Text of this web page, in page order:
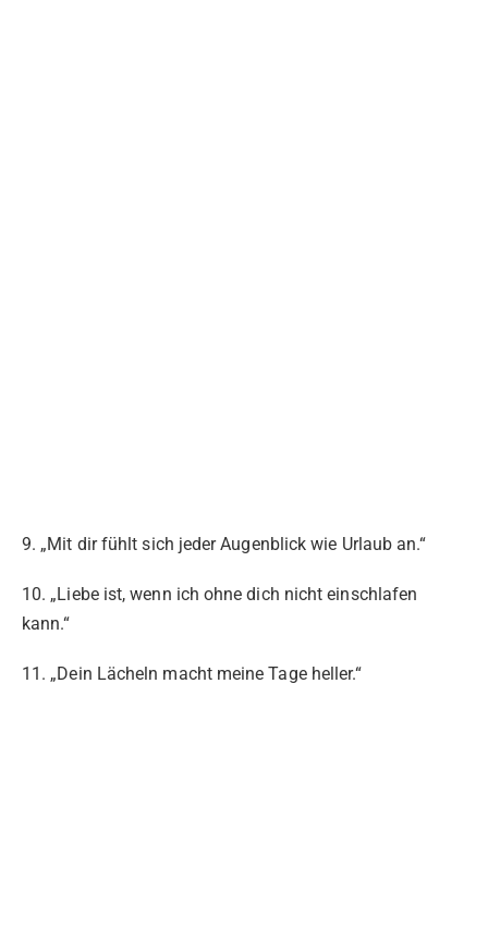
9. „Mit dir fühlt sich jeder Augenblick wie Urlaub an.“
10. „Liebe ist, wenn ich ohne dich nicht einschlafen
kann.“
11. „Dein Lächeln macht meine Tage heller.“